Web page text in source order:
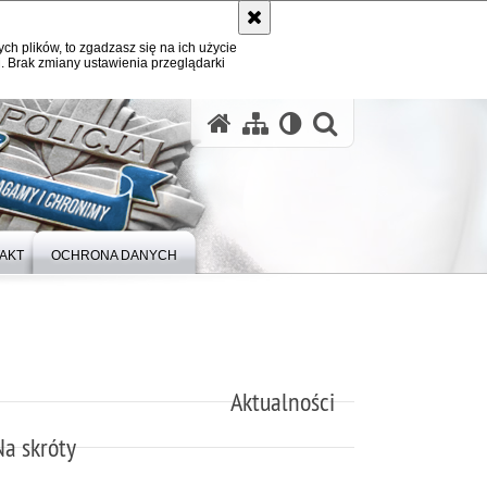
plików, to zgadzasz się na ich użycie
zmiany ustawienia przeglądarki
OCHRONA DANYCH
Aktualności
skróty